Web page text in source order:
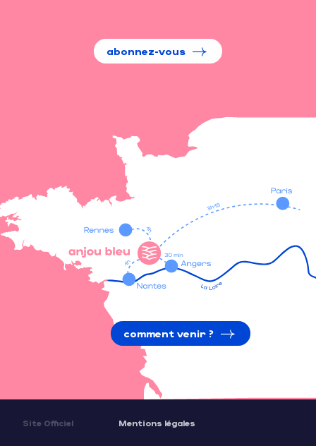
abonnez-vous
comment venir ?
Site Officiel Mentions légales